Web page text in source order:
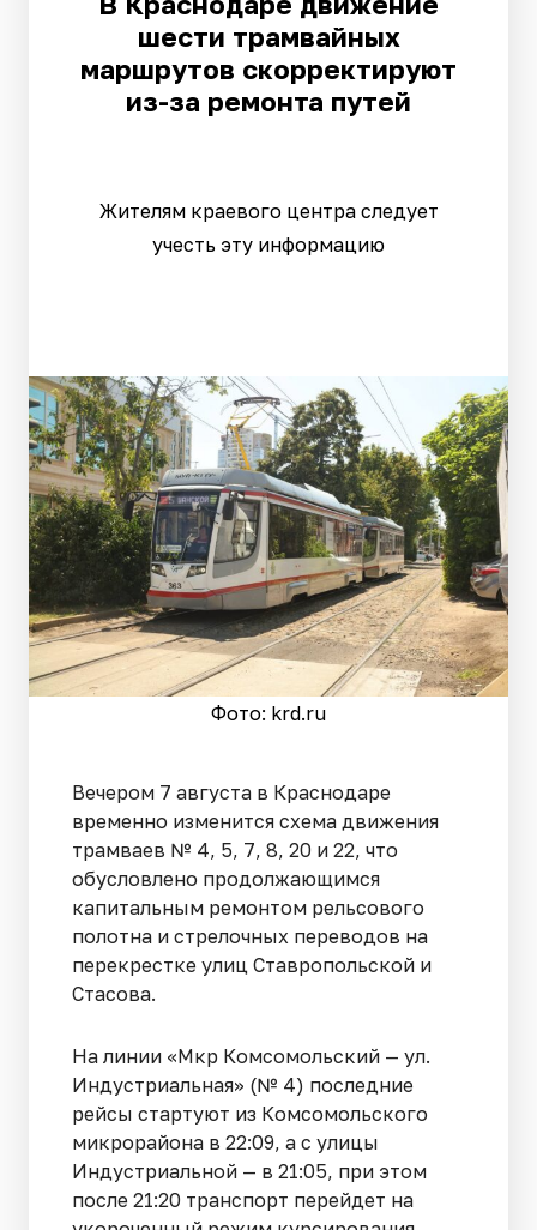
шести трамвайных
маршрутов скорректируют
из-за ремонта путей
Жителям краевого центра следует
учесть эту информацию
Фото: krd.ru
Вечером 7 августа в Краснодаре
временно изменится схема движения
трамваев № 4, 5, 7, 8, 20 и 22, что
обусловлено продолжающимся
капитальным ремонтом рельсового
полотна и стрелочных переводов на
перекрестке улиц Ставропольской и
Стасова.
На линии «Мкр Комсомольский — ул.
Индустриальная» (№ 4) последние
рейсы стартуют из Комсомольского
микрорайона в 22:09, а с улицы
Индустриальной — в 21:05, при этом
после 21:20 транспорт перейдет на